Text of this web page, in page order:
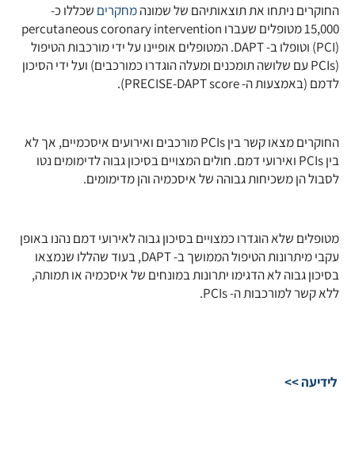
החוקרים ניתחו את תוצאותיהם של שמונהמחקרים שכללו כ-
15,000 מטופלים שעברו percutaneous coronary intervention
(PCI) וטופלו ב- DAPT. המטופלים אופיינו על ידי מורכבות הטיפול
(PCIs עם שלושה תומכנים ומעלה הוגדרו כמורכבים) ועל ידי הסיכון
לדמם (באמצעות ה- PRECISE-DAPT score).
החוקרים מצאו קשר בין PCIs מורכבים ואירועים איסכמיים, אך לא
בין PCIs ואירועי דמם. חולים המצויים בסיכון גבוה לדימומים נטו
לסבול הן משכיחות גבוהה של איסכמיה והן מדימומים.
מטופלים שלא הוגדרו כמצויים בסיכון גבוה לאירועי דמם נהנו באופן
עקבי מיתרונות הטיפול הממושך ב- DAPT, בעוד שהללו שנמצאו
בסיכון גבוה לא הדגימו יתרונות במונחים של איסכמיה או תמותה,
ללא קשר למורכבות ה- PCIs.
לידיעה >>